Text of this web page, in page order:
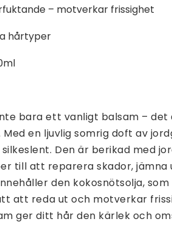
– motverkar frissighet
hårtyper
bara ett vanligt balsam –
en ljuvlig somrig doft av
Den är berikad med
till att reparera skador, jämna
den kokosnötsolja,
att reda ut och motverkar
ger ditt hår den kärlek och